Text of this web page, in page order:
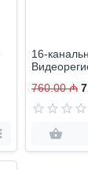
16-
760.00 ₼